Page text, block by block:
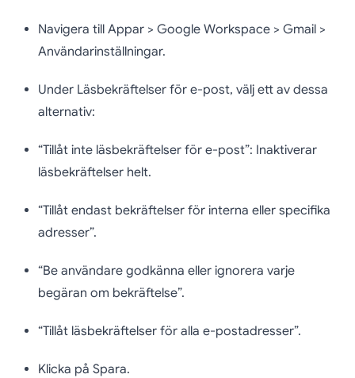
Navigera till Appar > Google Workspace > Gmail >
Användarinställningar.
Under Läsbekräftelser för e-post, välj ett av dessa
alternativ:
“Tillåt inte läsbekräftelser för e-post”: Inaktiverar
läsbekräftelser helt.
“Tillåt endast bekräftelser för interna eller specifika
adresser”.
“Be användare godkänna eller ignorera varje
begäran om bekräftelse”.
“Tillåt läsbekräftelser för alla e-postadresser”.
Klicka på Spara.